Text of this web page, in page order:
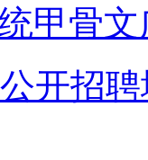
甲骨
开招